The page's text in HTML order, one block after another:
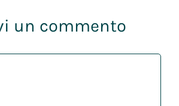
un commento